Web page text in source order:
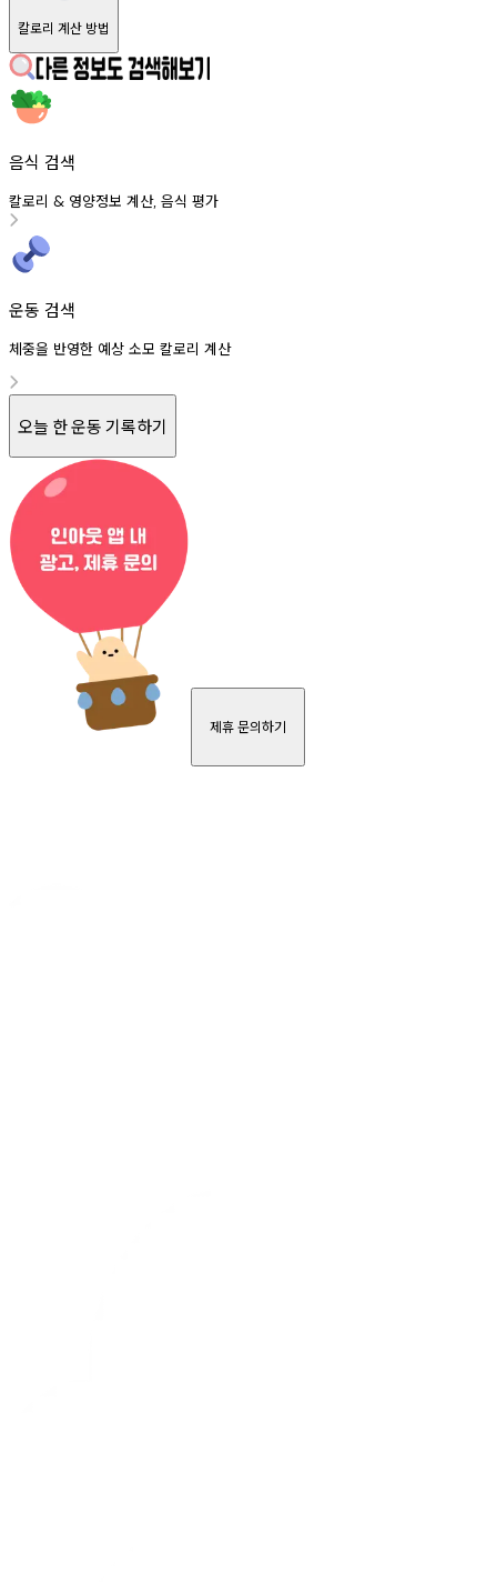
칼로리 계산 방법
음식 검색
칼로리 & 영양정보 계산, 음식 평가
운동 검색
체중을 반영한 예상 소모 칼로리 계산
오늘 한 운동 기록하기
제휴 문의하기